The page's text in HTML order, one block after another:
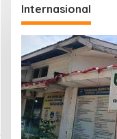
Internasional